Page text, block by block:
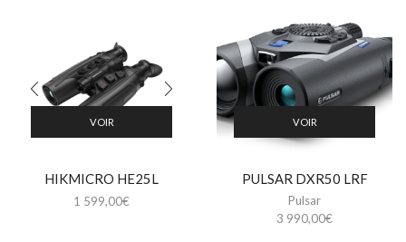
VOIR
HIKMICRO HE25L
1 599,00€
VOIR
PULSAR DXR50 LRF
Pulsar
3 990,00€